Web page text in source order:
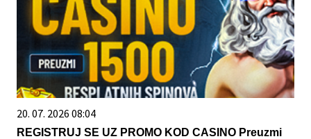
20. 07. 2026 08:04
REGISTRUJ SE UZ PROMO KOD CASINO Preuzmi